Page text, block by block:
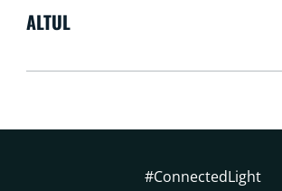
ALTUL
#ConnectedLight